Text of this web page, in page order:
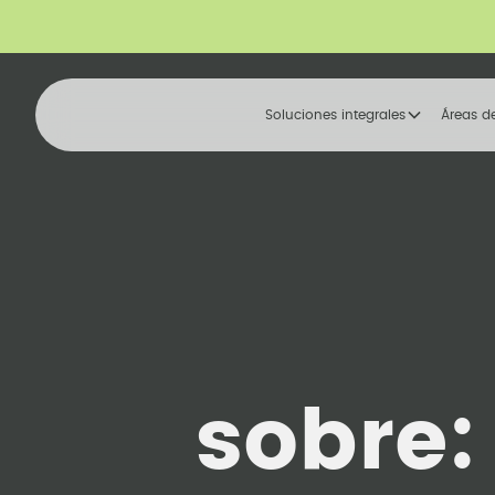
Soluciones integrales Áreas
sobre: